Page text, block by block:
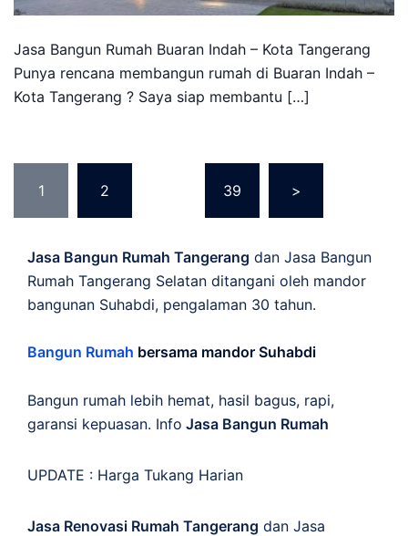
Jasa Bangun Rumah Buaran Indah – Kota Tangerang
Punya rencana membangun rumah di Buaran Indah –
Kota Tangerang ? Saya siap membantu […]
pagination
1 2 39 >
Jasa Bangun Rumah Tangerang dan Jasa Bangun
Rumah Tangerang Selatan ditangani oleh mandor
bangunan Suhabdi, pengalaman 30 tahun.
Bangun Rumah bersama mandor Suhabdi
Bangun rumah lebih hemat, hasil bagus, rapi,
garansi kepuasan. Info Jasa Bangun Rumah
UPDATE : Harga Tukang Harian
Jasa Renovasi Rumah Tangerang dan Jasa